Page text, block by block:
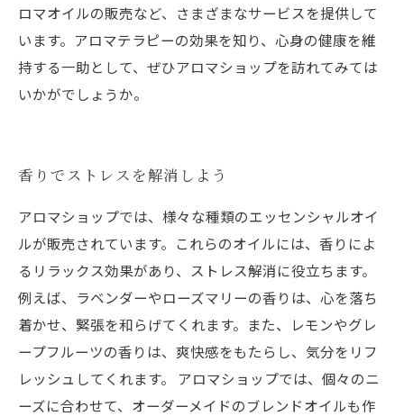
ロマオイルの販売など、さまざまなサービスを提供して
います。アロマテラピーの効果を知り、心身の健康を維
持する一助として、ぜひアロマショップを訪れてみては
いかがでしょうか。
香りでストレスを解消しよう
アロマショップでは、様々な種類のエッセンシャルオイ
ルが販売されています。これらのオイルには、香りによ
るリラックス効果があり、ストレス解消に役立ちます。
例えば、ラベンダーやローズマリーの香りは、心を落ち
着かせ、緊張を和らげてくれます。また、レモンやグレ
ープフルーツの香りは、爽快感をもたらし、気分をリフ
レッシュしてくれます。 アロマショップでは、個々のニ
ーズに合わせて、オーダーメイドのブレンドオイルも作